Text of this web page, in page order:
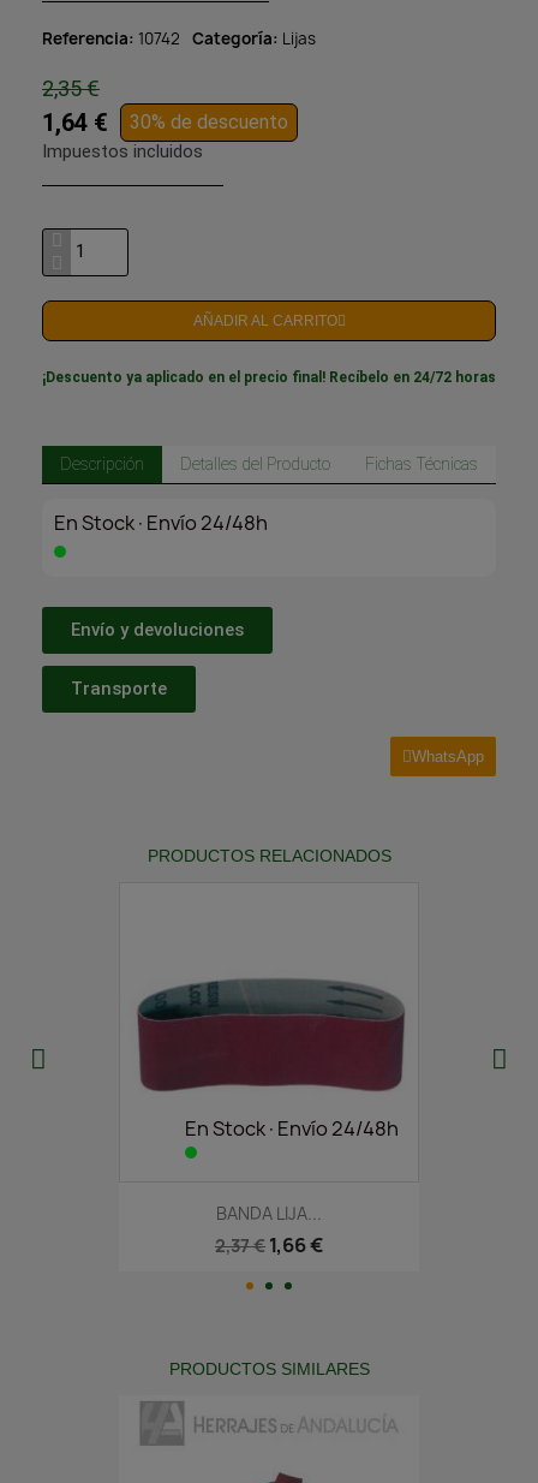
Referencia 10742 Categoría Lijas
2,35 €
1,64 € 30% de descuento
Impuestos incluidos
AÑADIR AL CARRITO
¡Descuento ya aplicado en el precio final! Recíbelo en 24/72 horas
Descripción Detalles del Producto Fichas Técnicas
En Stock·Envío 24/48h
Envío y devoluciones
Transporte
WhatsApp
PRODUCTOS RELACIONADOS
En Stock·Envío 24/48h
BANDA LIJA...
2,37 € 1,66 €
PRODUCTOS SIMILARES